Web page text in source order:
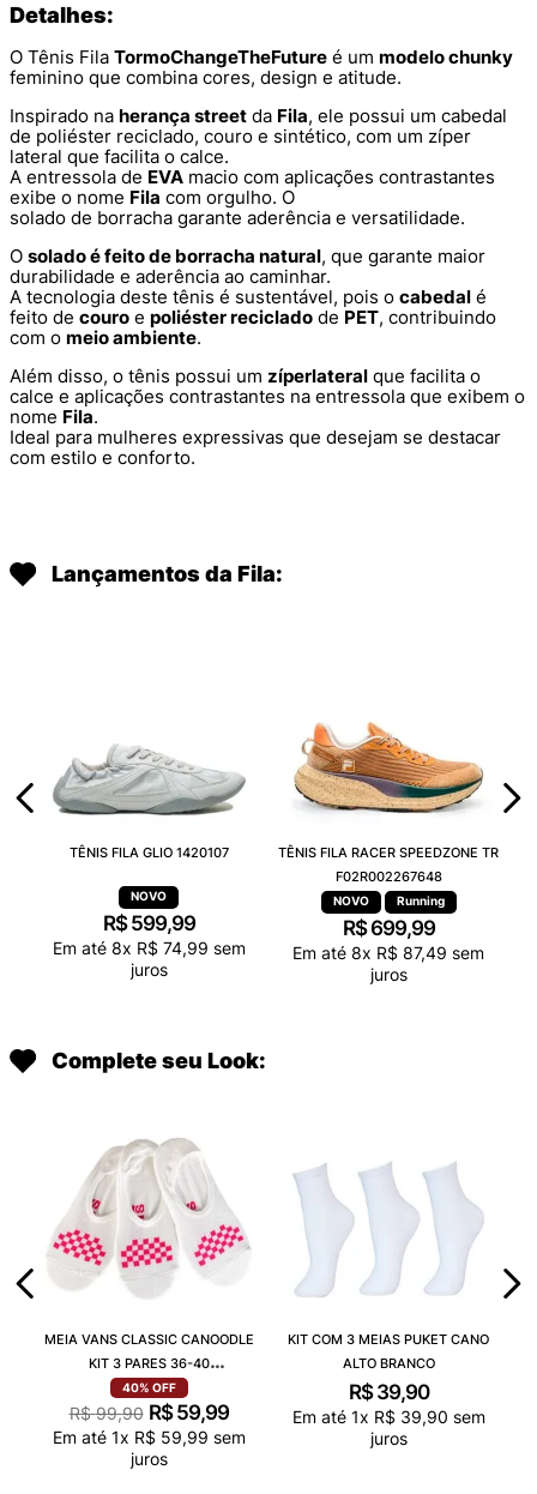
Detalhes:
O Tênis Fila TormoChangeTheFuture é um modelo chunky
feminino que combina cores, design e atitude.
Inspirado na herança street da Fila, ele possui um cabedal
de poliéster reciclado, couro e sintético, com um zíper
lateral que facilita o calce.
A entressola de EVA macio com aplicações contrastantes
exibe o nome Fila com orgulho. O
solado de borracha garante aderência e versatilidade.
O solado é feito de borracha natural, que garante maior
durabilidade e aderência ao caminhar.
A tecnologia deste tênis é sustentável, pois o cabedal é
feito de couro e poliéster reciclado de PET, contribuindo
com o meio ambiente.
Além disso, o tênis possui um zíperlateral que facilita o
calce e aplicações contrastantes na entressola que exibem o
nome Fila.
Ideal para mulheres expressivas que desejam se destacar
com estilo e conforto.
Lançamentos da Fila:
TÊNIS FILA GLIO 1420107
R$ 599,99
Em até 8x R$ 74,99 sem
juros
TÊNIS FILA RACER SPEEDZONE TR
F02R002267648
Running
R$ 699,99
Em até 8x R$ 87,49 sem
juros
Complete seu Look:
MEIA VANS CLASSIC CANOODLE
KIT 3 PARES 36-40
VN000QCAJU4
40% OFF
R$ 99,90 R$ 59,99
Em até 1x R$ 59,99 sem
juros
KIT COM 3 MEIAS PUKET CANO
ALTO BRANCO
R$ 39,90
Em até 1x R$ 39,90 sem
juros